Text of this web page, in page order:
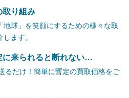
取り組み
地球」を笑顔にするための様々な取
ます。
に来られると断れない…
るだけ！簡単に暫定の買取価格をご